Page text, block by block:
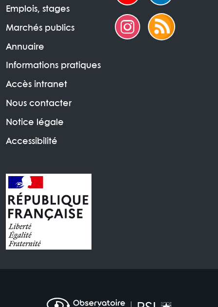
Emplois, stages
Marchés publics
Annuaire
Informations pratiques
Accès intranet
Nous contacter
Notice légale
Accessibilité